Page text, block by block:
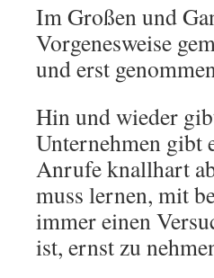
Im Großen und
Vorgenesweise
und erst
Hin und wieder
Unternehmen gibt
Anrufe knallhart
muss lernen, mit
immer einen
ist, ernst zu